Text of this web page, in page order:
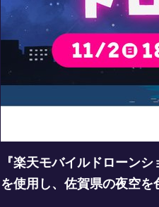
『楽天モバイルドローン
を使用し、佐賀県の夜空を